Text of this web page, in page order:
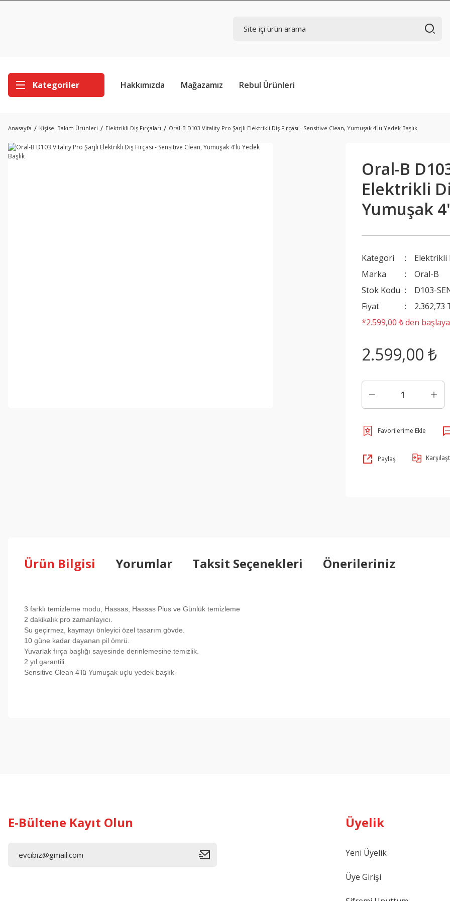
Kategoriler Hakkımızda Mağazamız Rebul Ürünleri
Anasayfa Kişisel Bakım Ürünleri Elektrikli Diş Fırçaları Oral-B D103 Vitality Pro Şarjlı Elektrikli Diş Fırçası - Sensitive Clean, Yumuşak 4'lü Yedek Başlık
Oral-B
Elektrikli
Yumuşak
Kategori
Elektrikli
Marka
Oral-B
Stok Kodu
D103-
Fiyat
2.362,73
*2.599,00 ₺ den
2.599,00 ₺
Paylaş
Ürün Bilgisi Yorumlar Taksit Seçenekleri Önerileriniz
3 farklı temizleme modu, Hassas, Hassas Plus ve Günlük temizleme
2 dakikalık pro zamanlayıcı.
Su geçirmez, kaymayı önleyici özel tasarım gövde.
10 güne kadar dayanan pil ömrü.
Yuvarlak fırça başlığı sayesinde derinlemesine temizlik.
2 yıl garantili.
Sensitive Clean 4'lü Yumuşak uçlu yedek başlık
E-Bültene Kayıt Olun Üyelik
Yeni Üyelik
Üye Girişi